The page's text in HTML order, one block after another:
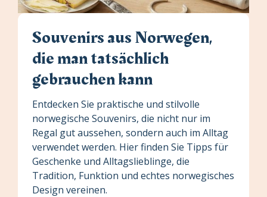
Souvenirs aus Norwegen,
die man tatsächlich
gebrauchen kann
Entdecken Sie praktische und stilvolle
norwegische Souvenirs, die nicht nur im
Regal gut aussehen, sondern auch im Alltag
verwendet werden. Hier finden Sie Tipps für
Geschenke und Alltagslieblinge, die
Tradition, Funktion und echtes norwegisches
Design vereinen.